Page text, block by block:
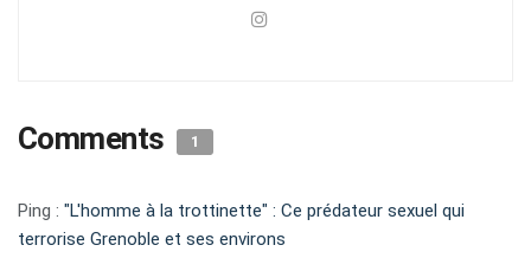
Comments 1
Ping : "L'homme à la trottinette" : Ce prédateur sexuel qui
terrorise Grenoble et ses environs